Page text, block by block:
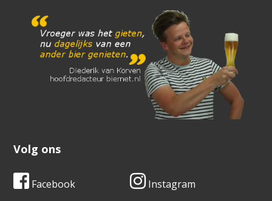
Volg ons
Facebook Instagram